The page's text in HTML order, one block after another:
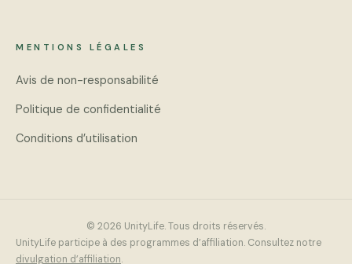
MENTIONS LÉGALES
Avis de non-responsabilité
Politique de confidentialité
Conditions d’utilisation
© 2026 UnityLife. Tous droits réservés.
UnityLife participe à des programmes d’affiliation. Consultez notre
divulgation d’affiliation.